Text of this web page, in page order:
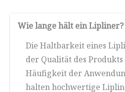
Wie lange hält ein Lipliner?
Die Haltbarkeit eines
der Qualität des
Häufigkeit der
halten hochwertige